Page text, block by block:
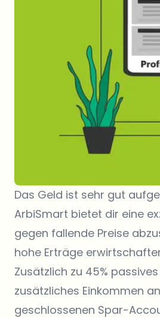
Das Geld ist sehr gut
ArbiSmart bietet dir eine
gegen fallende Preise
hohe Erträge
Zusätzlich zu 45%
zusätzliches Einkommen
geschlossenen Spar-